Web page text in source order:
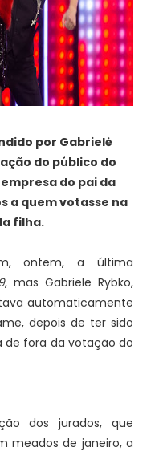
por Gabrielė
do público do
do pai da
a quem votasse na
filha.
ontem, a última
, mas Gabriele Rybko,
automaticamente
depois de ter sido
de fora da votação do
dos jurados, que
meados de janeiro, a